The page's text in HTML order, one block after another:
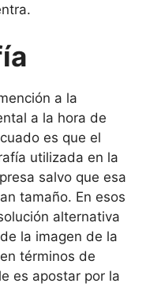
a la
a la hora de
es que el
utilizada en la
salvo que esa
tamaño. En esos
alternativa
la imagen de la
términos de
es apostar por la